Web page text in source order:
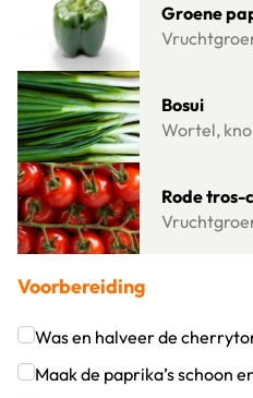
Groene
Bosui
Wortel,
Lees meer over Bosui
Rode
Lees meer over Rode tros-
Voorbereiding
Was en halveer de
Klik om dit selectievakje
Maak de paprika’s schoon